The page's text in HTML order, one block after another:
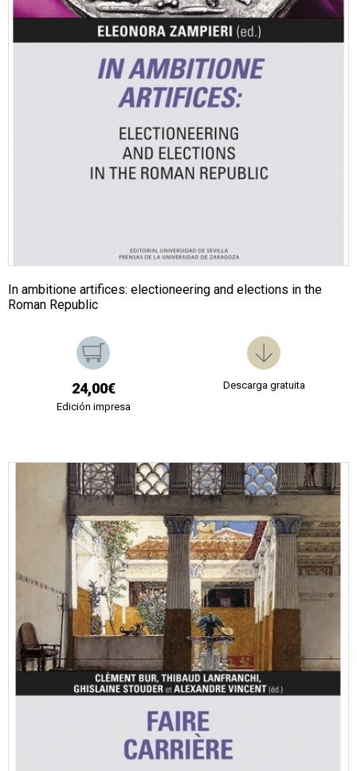
In ambitione artifices: electioneering and elections in the
Roman Republic
24,00€
Edición impresa
Descarga gratuita